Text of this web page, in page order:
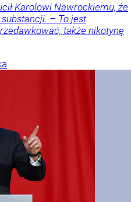
Karolowi Nawrockiemu, że
– To jest
także nikotynę